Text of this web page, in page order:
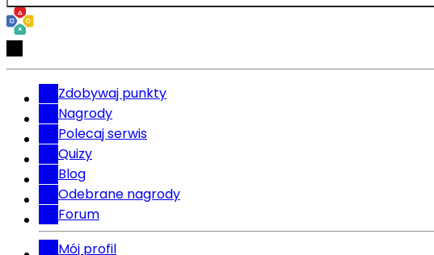
Zdobywaj punkty
Nagrody
Polecaj serwis
Quizy
Blog
Odebrane nagrody
Forum
Mój profil